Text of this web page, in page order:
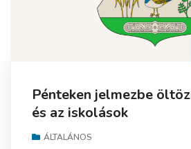
Pénteken jelmezbe
és az iskolások
ÁLTALÁNOS